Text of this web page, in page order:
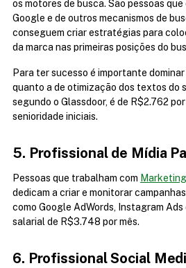
os motores de busca. São pessoas
Google e de outros mecanismos de
conseguem criar estratégias para
da marca nas primeiras posições do
Para ter sucesso é importante
quanto a de otimização dos textos do
segundo o Glassdoor, é de R$2.762
senioridade iniciais.
5. Profissional de Mídia
Pessoas que trabalham com
dedicam a criar e monitorar
como Google AdWords, Instagram
salarial de R$3.748 por mês.
6. Profissional Social